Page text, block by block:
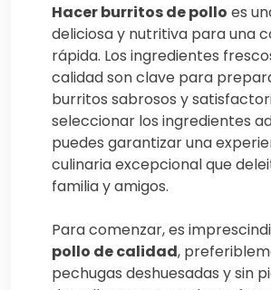
Hacer burritos de pollo es
deliciosa y nutritiva para una
rápida. Los ingredientes
calidad son clave para
burritos sabrosos y
seleccionar los ingredientes
puedes garantizar una
culinaria excepcional que
familia y amigos.
Para comenzar, es
pollo de calidad,
pechugas deshuesadas y sin